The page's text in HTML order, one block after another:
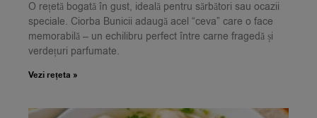
O rețetă bogată în gust, ideală pentru sărbători sau ocazii
speciale. Ciorba Bunicii adaugă acel “ceva” care o face
memorabilă – un echilibru perfect între carne fragedă și
verdețuri parfumate.
Vezi rețeta »